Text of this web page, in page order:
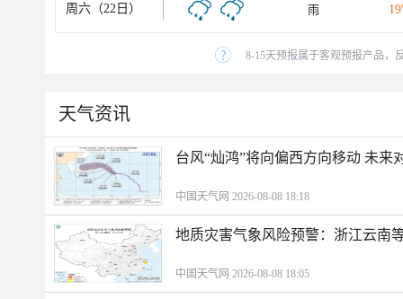
周六（22日） 雨
8-15天预报属于客观预报产品，
天气资讯
台风“灿鸿”将向偏西方向移动 未来
中国天气网 2026-08-08 18:18
地质灾害气象风险预警：浙江云南
中国天气网 2026-08-08 18:05